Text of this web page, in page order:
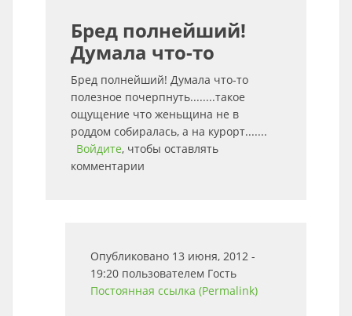
Бред полнейший!
Думала что-то
Бред полнейший! Думала что-то
полезное почерпнуть........такое
ощущение что женьщина не в
роддом собиралась, а на курорт.......
Войдите, чтобы оставлять
комментарии
Опубликовано 13 июня, 2012 -
19:20 пользователем Гость
Постоянная ссылка (Permalink)